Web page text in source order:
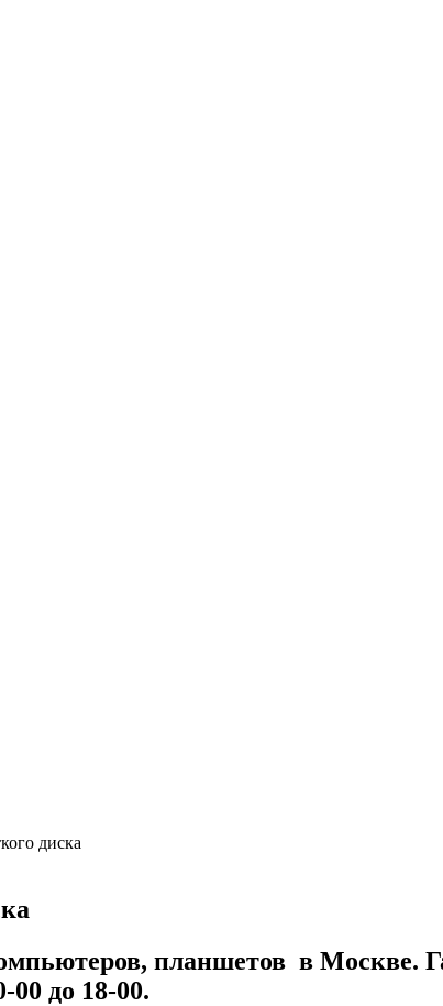
диска
планшетов в Москве.
00 до 18-00.